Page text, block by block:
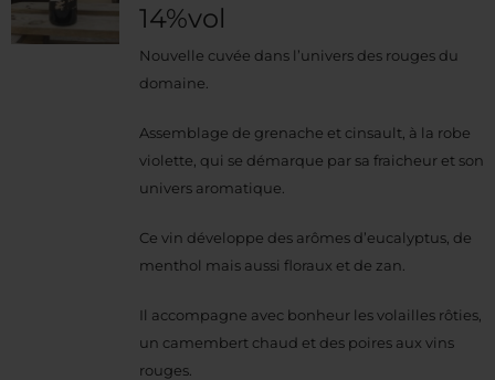
14%vol
Nouvelle cuvée dans l’univers des rouges du
domaine.
Assemblage de grenache et cinsault, à la robe
violette, qui se démarque par sa fraicheur et son
univers aromatique.
Ce vin développe des arômes d’eucalyptus, de
menthol mais aussi floraux et de zan.
Il accompagne avec bonheur les volailles rôties,
un camembert chaud et des poires aux vins
rouges.